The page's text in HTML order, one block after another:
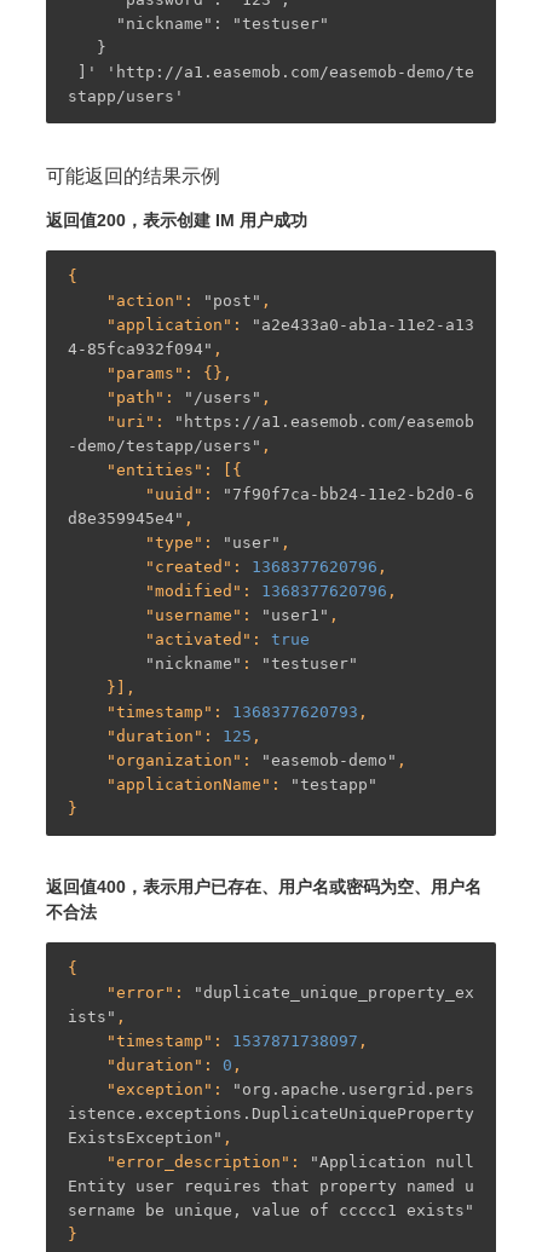
]'
'http://a1.easemob.com/easemob-demo/te
stapp/users'
可能返回的结果示例
返回值200，表示创建 IM 用户成功
{
    "
action ": "post" ,
    "
application ":
"a2e433a0-ab1a-11e2-a13
4-85fca932f094" ,
    "
params ": {},
    "
path ": "/users" ,
    "
uri ":
"https://a1.easemob.com/easemob
-demo/testapp/users" ,
    "
entities ": [{
        "
uuid ":
"7f90f7ca-bb24-11e2-b2d0-6
d8e359945e4" ,
        "
type ": "user" ,
        "
created ": 1368377620796 ,
        "
modified ": 1368377620796 ,
        "
username ": "user1" ,
        "
activated ": true
"nickname" :
"testuser"
    "
timestamp ": 1368377620793 ,
    "
duration ": 125 ,
    "
organization ": "easemob-demo" ,
    "
applicationName ":
"testapp"
返回值400，表示用户已存在、用户名或密码为空、用户名
不合法
{
    "
error":
"duplicate_unique_property_ex
ists" ,
    "
timestamp ": 1537871738097 ,
    "
duration ": 0 ,
    "
exception ":
"org.apache.usergrid.pers
istence.exceptions.DuplicateUniqueProperty
ExistsException" ,
    "
error_description ":
"Application null
Entity user requires that property named u
sername be unique, value of ccccc1 exists"